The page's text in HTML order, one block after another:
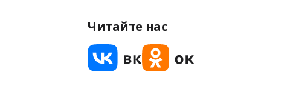
Читайте нас